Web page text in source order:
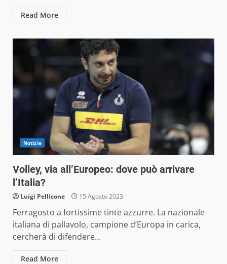
Read More
Notizie
Volley, via all’Europeo: dove può arrivare
l’Italia?
Luigi Pellicone 15 Agosto 2023
Ferragosto a fortissime tinte azzurre. La nazionale
italiana di pallavolo, campione d’Europa in carica,
cercherà di difendere...
Read More